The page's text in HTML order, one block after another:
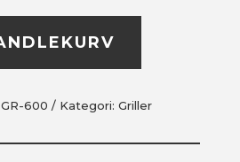
600 Kategori: Griller